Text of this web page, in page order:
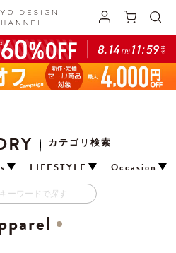
カテゴリ検索
LIFESTYLE Occasion